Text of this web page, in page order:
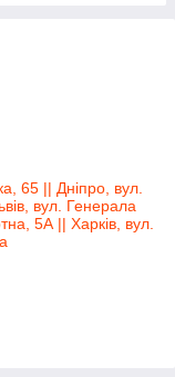
65 || Дніпро, вул.
вул. Генерала
5А || Харків, вул.